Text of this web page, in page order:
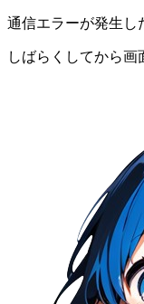
通信エラーが発生し
しばらくしてから画